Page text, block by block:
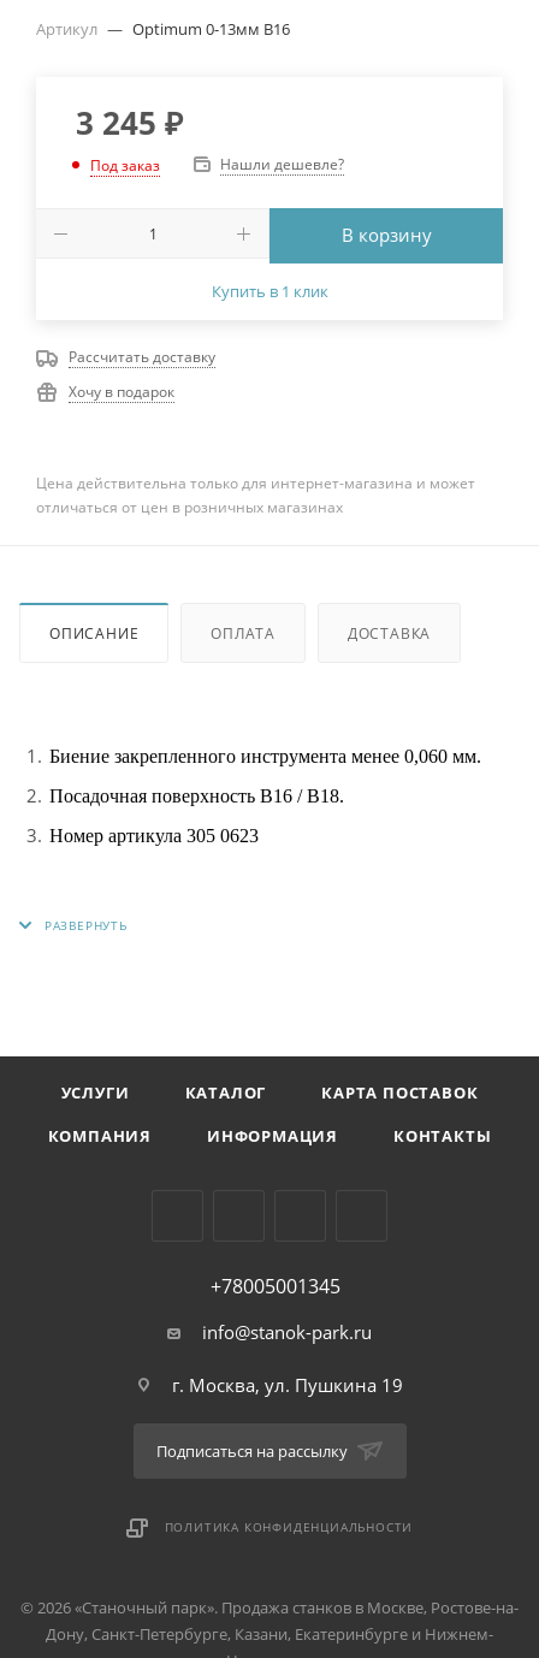
Артикул — Optimum 0-13мм B16
3 245 ₽
Под заказ Нашли дешевле?
В корзину
Купить в 1 клик
Рассчитать доставку
Хочу в подарок
Цена действительна только для интернет-магазина и может
отличаться от цен в розничных магазинах
ОПИСАНИЕ ОПЛАТА ДОСТАВКА
Биение закрепленного инструмента менее 0,060 мм.
Посадочная поверхность В16 / В18.
Номер артикула 305 0623
УСЛУГИ КАТАЛОГ
КАРТА ПОСТАВОК
КОМПАНИЯ
ИНФОРМАЦИЯ КОНТАКТЫ
+78005001345
info@stanok-park.ru
г. Москва, ул. Пушкина 19
Подписаться на рассылку
ПОЛИТИКА КОНФИДЕНЦИАЛЬНОСТИ
© 2026 «Станочный парк». Продажа станков в Москве, Ростове-на-
Дону, Санкт-Петербурге, Казани, Екатеринбурге и Нижнем-